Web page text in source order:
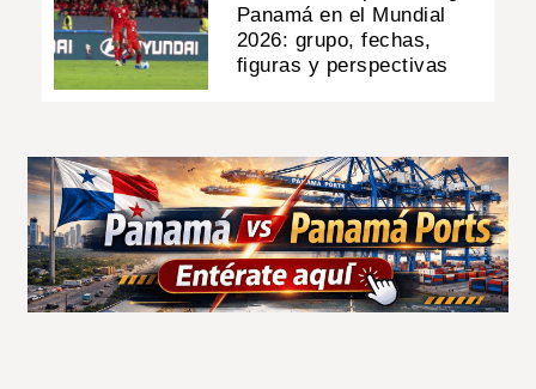
Panamá en el Mundial
2026: grupo, fechas,
figuras y perspectivas